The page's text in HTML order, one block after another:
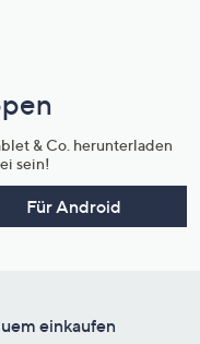
& Co. herunterladen
sein!
Für Android
einkaufen